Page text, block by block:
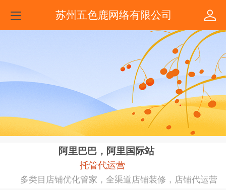
苏州五色鹿网络有限公司
阿里巴巴，阿里国际站
托管代运营
多类目店铺优化管家，全渠道店铺装修，店铺代运营